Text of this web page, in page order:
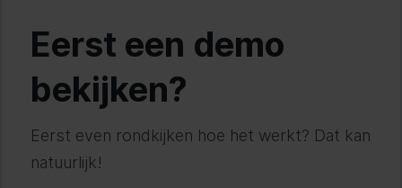
Eerst een demo
bekijken?
Eerst even rondkijken hoe het werkt? Dat kan
natuurlijk!